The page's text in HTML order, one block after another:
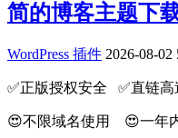
简的博客主题下
WordPress 插件 2026-08-02
✅️正版授权安全 ✅️直链高
😍不限域名使用 😍一年